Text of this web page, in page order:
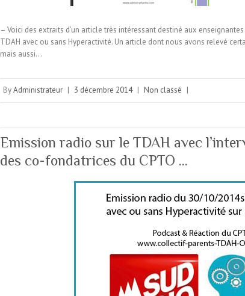
– Voici des extraits d’un article très intéressant destiné aux
TDAH avec ou sans Hyperactivité. Un article dont nous avons relevé
mais aussi…
ByAdministrateur | 3 décembre 2014 | Non classé |
Emission radio sur le TDAH avec
des co-fondatrices du CPTO …